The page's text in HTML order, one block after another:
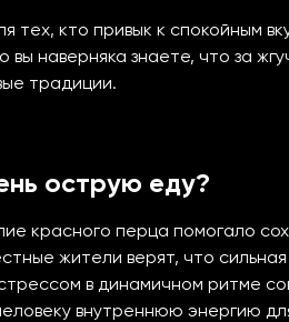
тех, кто привык к спокойным
вы наверняка знаете, что за
традиции.
острую еду?
красного перца помогало
жители верят, что
в динамичном ритме
внутреннюю энергию